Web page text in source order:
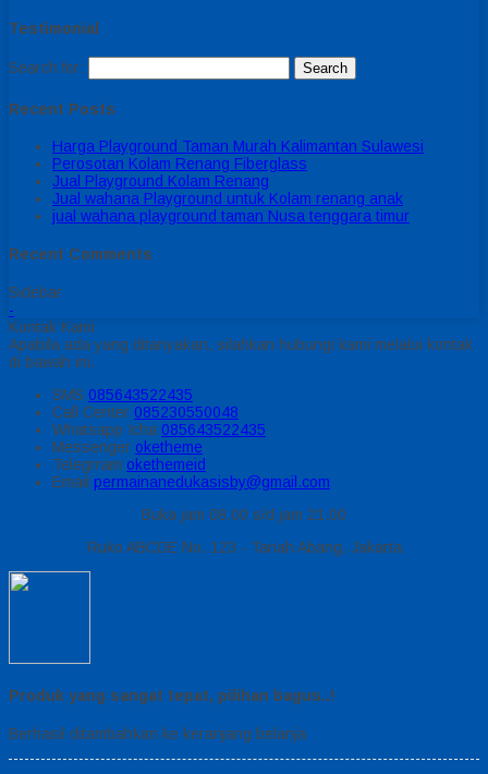
Testimonial
Search for:
Recent Posts
Harga Playground Taman Murah Kalimantan Sulawesi
Perosotan Kolam Renang Fiberglass
Jual Playground Kolam Renang
Jual wahana Playground untuk Kolam renang anak
jual wahana playground taman Nusa tenggara timur
Recent Comments
Sidebar
-
Kontak Kami
Apabila ada yang ditanyakan, silahkan hubungi kami melalui kontak
di bawah ini.
SMS 085643522435
Call Center 085230550048
Whatsapp Icha 085643522435
Messenger oketheme
Telegrram okethemeid
Email permainanedukasisby@gmail.com
Buka jam 08.00 s/d jam 21.00
Ruko ABCDE No. 123 - Tanah Abang, Jakarta
Produk yang sangat tepat, pilihan bagus..!
Berhasil ditambahkan ke keranjang belanja